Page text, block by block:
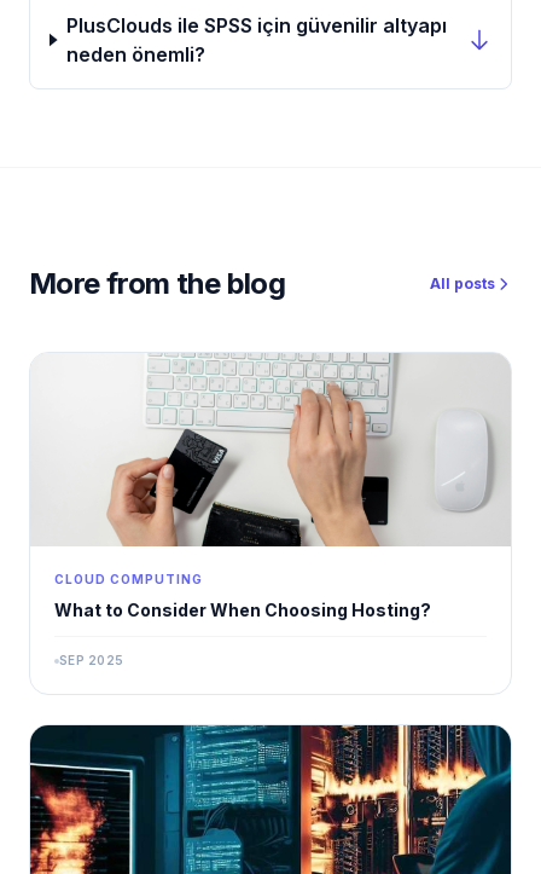
PlusClouds ile SPSS için güvenilir altyapı
neden önemli?
More from the blog All posts
CLOUD COMPUTING
What to Consider When Choosing Hosting?
SEP 2025